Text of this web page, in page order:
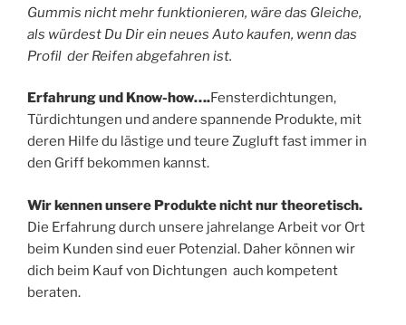
Gummis nicht mehr funktionieren, wäre das Gleiche,
als würdest Du Dir ein neues Auto kaufen, wenn das
Profil der Reifen abgefahren ist.
Erfahrung und Know-how….Fensterdichtungen,
Türdichtungen und andere spannende Produkte, mit
deren Hilfe du lästige und teure Zugluft fast immer in
den Griff bekommen kannst.
Wir kennen unsere Produkte nicht nur theoretisch.
Die Erfahrung durch unsere jahrelange Arbeit vor Ort
beim Kunden sind euer Potenzial. Daher können wir
dich beim Kauf von Dichtungen auch kompetent
beraten.